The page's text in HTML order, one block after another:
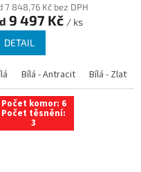
Bílá - Tmavý dub Bílá -
7 848,76 Kč bez DPH
9 497 Kč / ks
DETAIL
Bílá - Antracit Bílá - Zlatý
Počet komor: 6
Počet těsnění:
3